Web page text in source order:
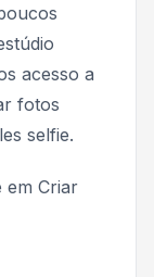
acesso a
fotos
selfie.
em Criar